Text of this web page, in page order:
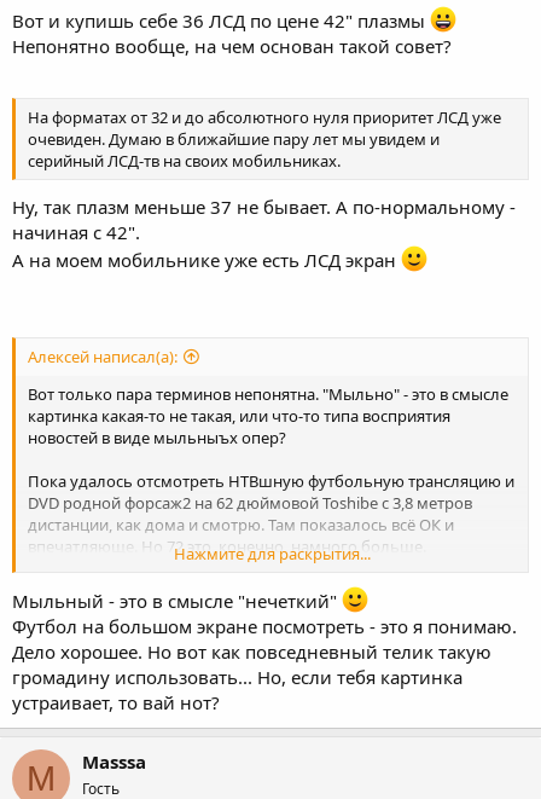
Вот и купишь себе 36 ЛСД по цене 42" плазмы
Непонятно вообще, на чем основан такой совет?
На форматах от 32 и до абсолютного нуля приоритет ЛСД уже
очевиден. Думаю в ближайшие пару лет мы увидем и
серийный ЛСД-тв на своих мобильниках.
Ну, так плазм меньше 37 не бывает. А по-нормальному -
начиная с 42".
А на моем мобильнике уже есть ЛСД экран
Алексей написал(а):
Вот только пара терминов непонятна. "Мыльно" - это в смысле
картинка какая-то не такая, или что-то типа восприятия
новостей в виде мыльныъх опер?
Пока удалось отсмотреть НТВшную футбольную трансляцию и
DVD родной форсаж2 на 62 дюймовой Toshibe с 3,8 метров
дистанции, как дома и смотрю. Там показалось всё ОК и
впечатляюще. Но 72 это, конечно, намного больше.
При этом понимаю, что даже плюс 8-13 дюймов увеличения
диагонали на плазме впечатлят надолго. Помню свой восторг
после перехода с ЖК-32" на плазму 42".
Нажмите для раскрытия...
Мыльный - это в смысле "нечеткий"
Футбол на большом экране посмотреть - это я понимаю.
Дело хорошее. Но вот как повседневный телик такую
громадину использовать... Но, если тебя картинка
устраивает, то вай нот?
M Masssa
Гость